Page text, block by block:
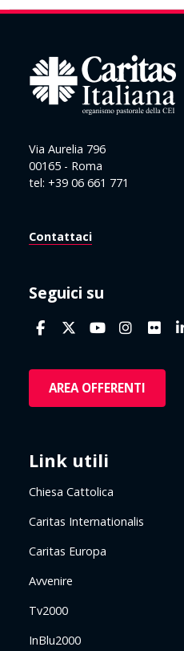
Via Aurelia 796
00165 - Roma
tel: +39 06 661 771
Contattaci
Seguici su
AREA OFFERENTI
Link utili
Chiesa Cattolica
Caritas Internationalis
Caritas Europa
Avvenire
Tv2000
InBlu2000